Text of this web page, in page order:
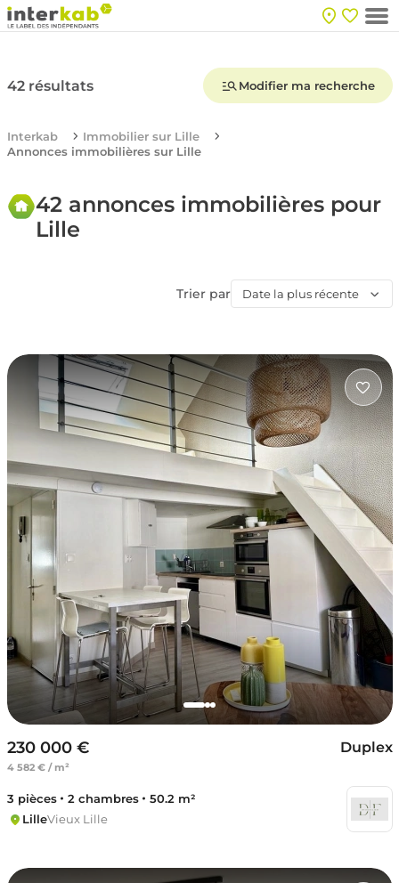
42 résultats Modifier ma recherche
Interkab
Immobilier sur Lille
Annonces immobilières sur Lille
42 annonces immobilières pour
Lille
Trier par Date la plus récente
230 000 €
4 582 € / m²
Duplex
3 pièces 2 chambres
50.2 m²
LilleVieux Lille